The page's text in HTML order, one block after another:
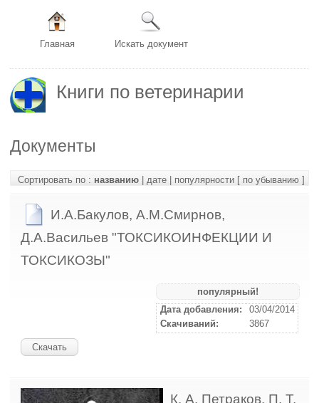
Главная Искать документ
Книги по ветеринарии
Документы
Сортировать по : названию | дате | популярности [ по убыванию ]
И.А.Бакулов, А.М.Смирнов,
Д.А.Васильев "ТОКСИКОИНФЕКЦИИ И
ТОКСИКОЗЫ"
популярный!
Дата добавления:
03/04/2014
Скачиваний:
3867
Скачать
К. А. Петраков, П. Т.